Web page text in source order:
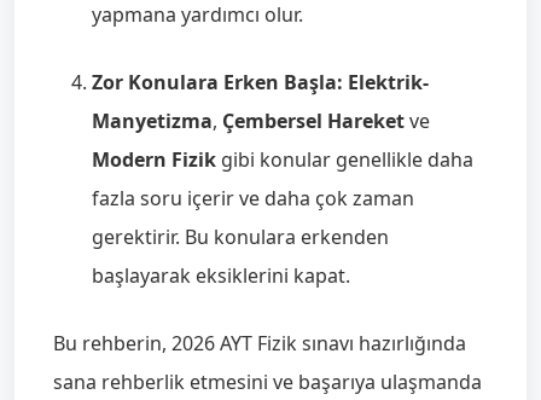
yapmana yardımcı olur.
Zor Konulara Erken Başla: Elektrik-
Manyetizma, Çembersel Hareketve
Modern Fizik gibi konular genellikle daha
fazla soru içerir ve daha çok zaman
gerektirir. Bu konulara erkenden
başlayarak eksiklerini kapat.
Bu rehberin, 2026 AYT Fizik sınavı hazırlığında
sana rehberlik etmesini ve başarıya ulaşmanda